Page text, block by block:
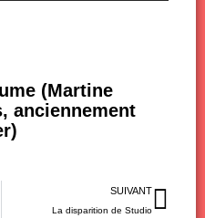
(Martine
anciennement
SUIVANT
La disparition de Studio